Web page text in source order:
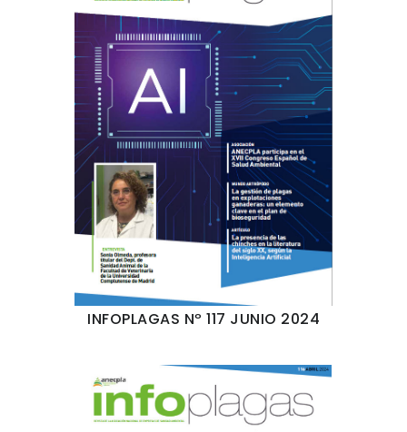
INFOPLAGAS Nº 117 JUNIO 2024